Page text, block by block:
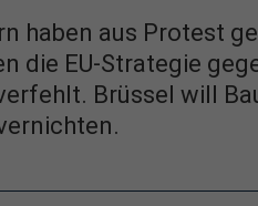
haben aus Protest
die EU-Strategie
Brüssel will